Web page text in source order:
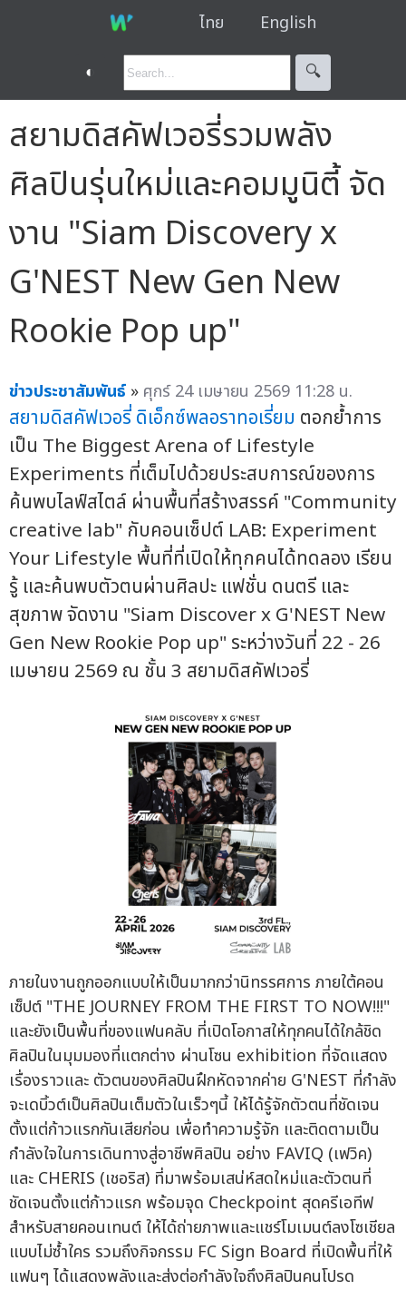
ไทย English
◐ 🔍︎
สยามดิสคัฟเวอรี่รวมพลัง
ศิลปินรุ่นใหม่และคอมมูนิตี้ จัด
งาน "Siam Discovery x
G'NEST New Gen New
Rookie Pop up"
ข่าวประชาสัมพันธ์ » ศุกร์ 24 เมษายน 2569 11:28 น.
สยามดิสคัฟเวอรี่ดิเอ็กซ์พลอราทอเรี่ยม ตอกย้ำการ
เป็น The Biggest Arena of Lifestyle
Experiments ที่เต็มไปด้วยประสบการณ์ของการ
ค้นพบไลฟ์สไตล์ ผ่านพื้นที่สร้างสรรค์ "Community
creative lab" กับคอนเซ็ปต์ LAB: Experiment
Your Lifestyle พื้นที่ที่เปิดให้ทุกคนได้ทดลอง เรียน
รู้ และค้นพบตัวตนผ่านศิลปะ แฟชั่น ดนตรี และ
สุขภาพ จัดงาน "Siam Discover x G'NEST New
Gen New Rookie Pop up" ระหว่างวันที่ 22 - 26
เมษายน 2569 ณ ชั้น 3 สยามดิสคัฟเวอรี่
ภายในงานถูกออกแบบให้เป็นมากกว่านิทรรศการ ภายใต้คอน
เซ็ปต์ "THE JOURNEY FROM THE FIRST TO NOW!!!"
และยังเป็นพื้นที่ของแฟนคลับ ที่เปิดโอกาสให้ทุกคนได้ใกล้ชิด
ศิลปินในมุมมองที่แตกต่าง ผ่านโซน exhibition ที่จัดแสดง
เรื่องราวและ ตัวตนของศิลปินฝึกหัดจากค่าย G'NEST ที่กำลัง
จะเดบิ้วต์เป็นศิลปินเต็มตัวในเร็วๆนี้ ให้ได้รู้จักตัวตนที่ชัดเจน
ตั้งแต่ก้าวแรกกันเสียก่อน เพื่อทำความรู้จัก และติดตามเป็น
กำลังใจในการเดินทางสู่อาชีพศิลปิน อย่าง FAVIQ (เฟวิค)
และ CHERIS (เชอริส) ที่มาพร้อมเสน่ห์สดใหม่และตัวตนที่
ชัดเจนตั้งแต่ก้าวแรก พร้อมจุด Checkpoint สุดครีเอทีฟ
สำหรับสายคอนเทนต์ ให้ได้ถ่ายภาพและแชร์โมเมนต์ลงโซเชียล
แบบไม่ซ้ำใคร รวมถึงกิจกรรม FC Sign Board ที่เปิดพื้นที่ให้
แฟนๆ ได้แสดงพลังและส่งต่อกำลังใจถึงศิลปินคนโปรด